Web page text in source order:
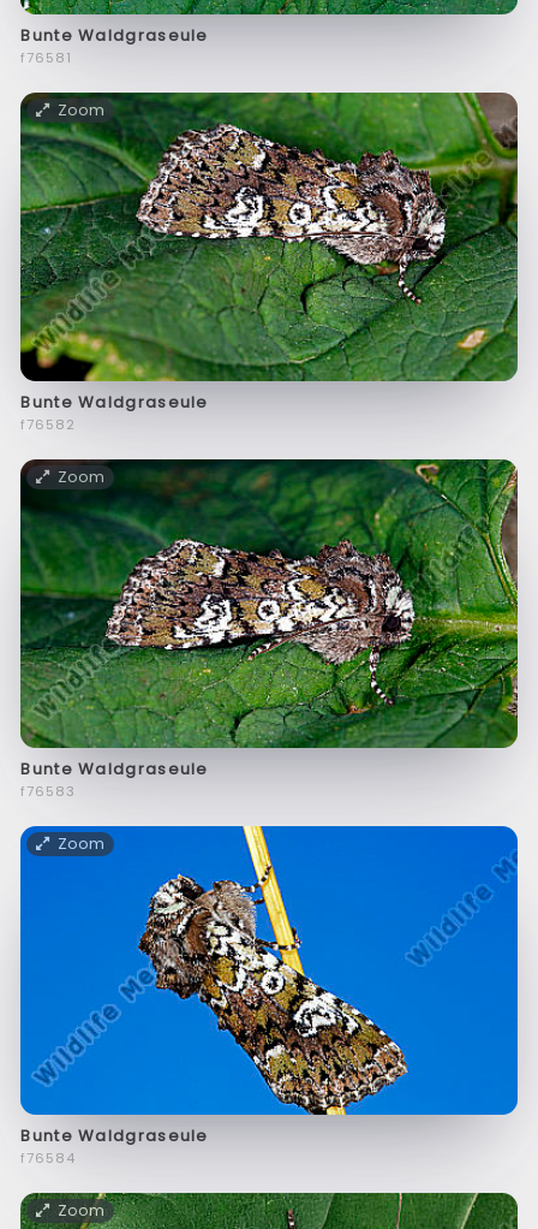
Bunte Waldgraseule
f76581
Zoom
Bunte Waldgraseule
f76582
Zoom
Bunte Waldgraseule
f76583
Zoom
Bunte Waldgraseule
f76584
Zoom